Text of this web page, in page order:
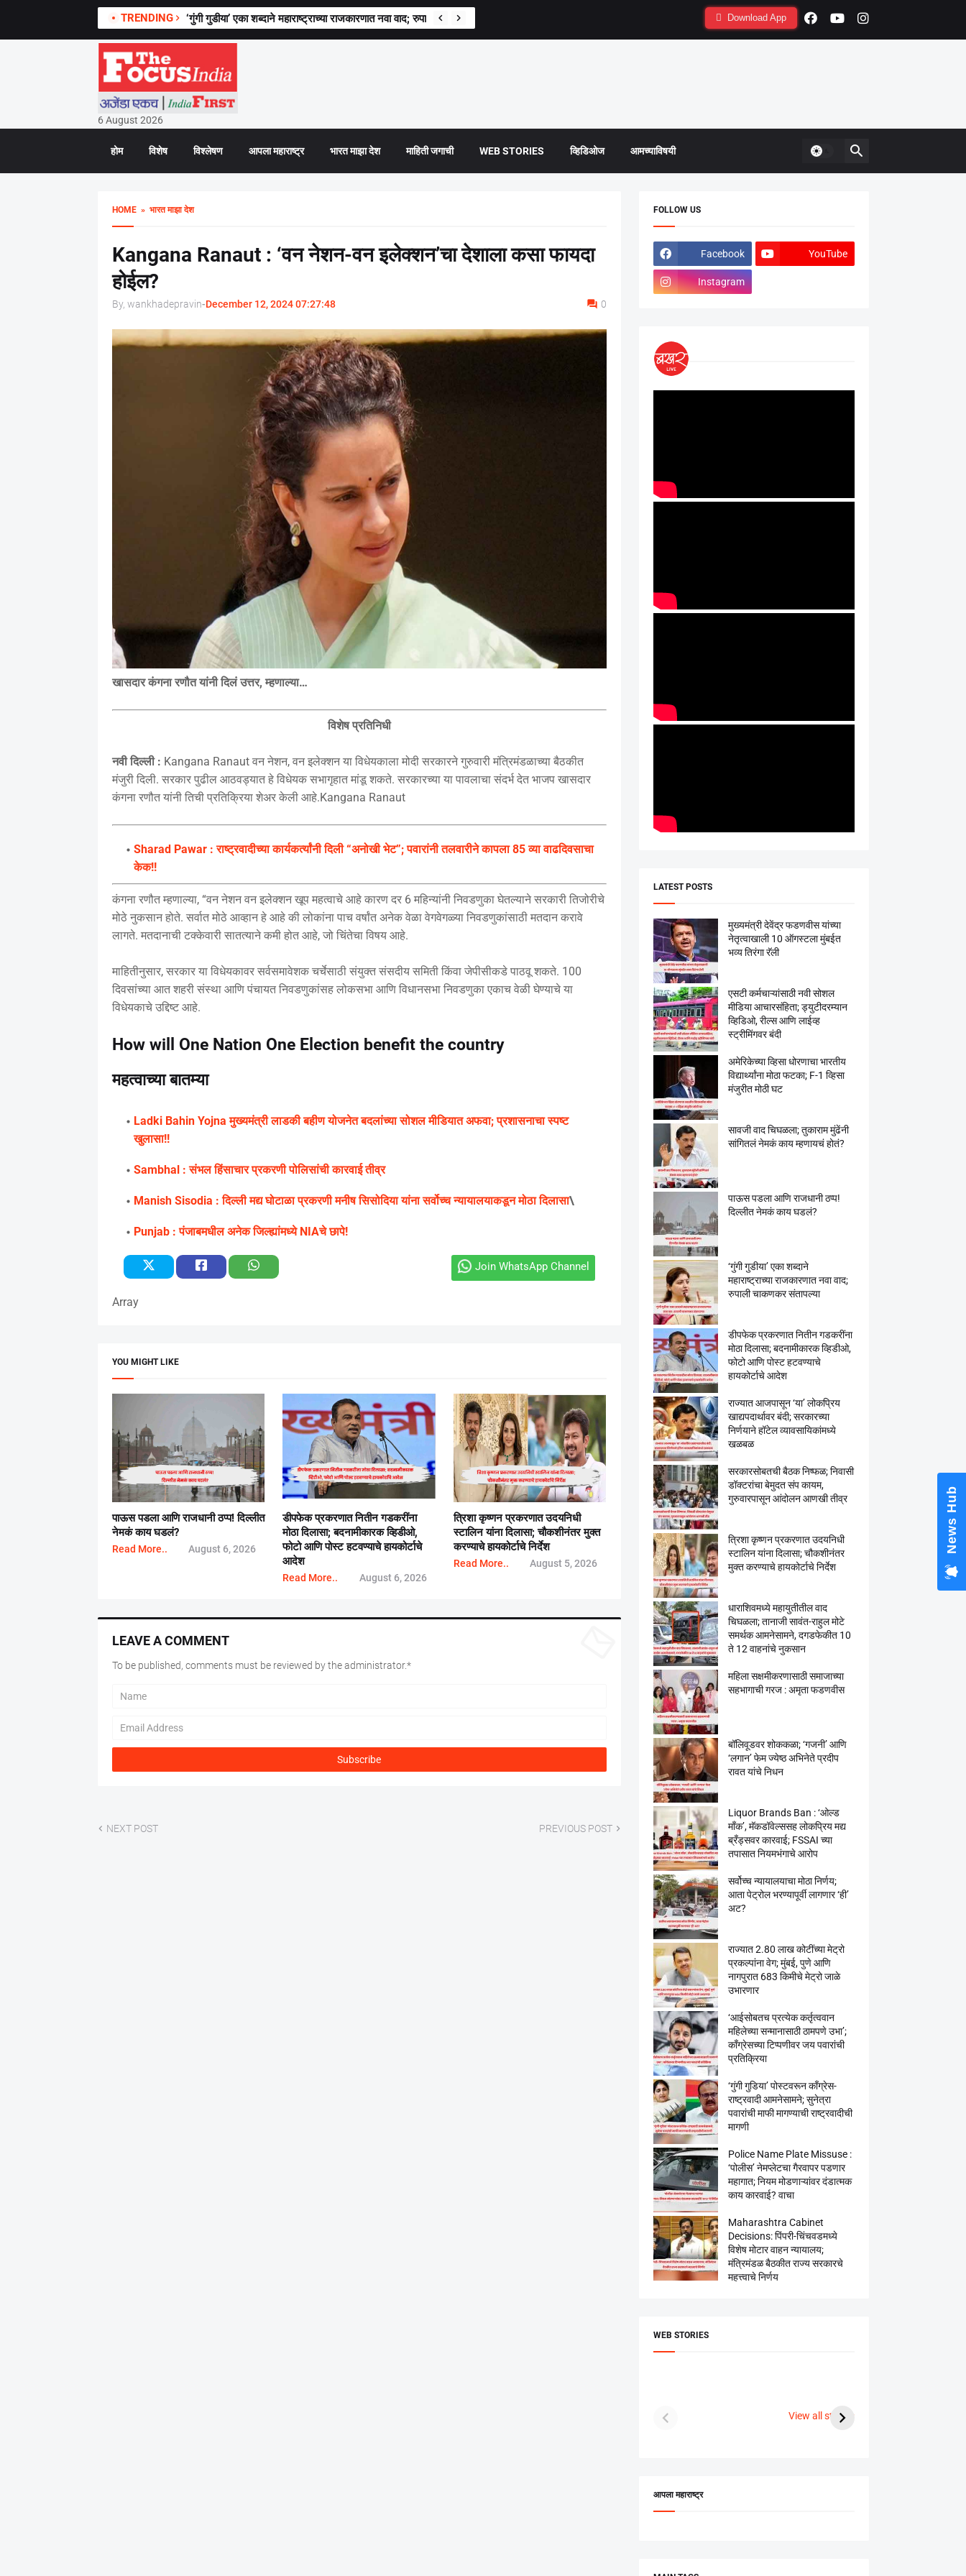
TRENDING ‘गुंगी गुडीया’ एका शब्दाने महाराष्ट्राच्या राजकारणात नवा वाद; रुपाली चाकणकर संतापल्या Download App
6 August 2026
होम विशेष विश्लेषण आपला महाराष्ट्र भारत माझा देश माहिती जगाची WEB STORIES व्हिडिओज आमच्याविषयी
HOME» भारत माझा देश
Kangana Ranaut : ‘वन नेशन-वन इलेक्शन’चा देशाला कसा फायदा
होईल?
By, wankhadepravin-December 12, 2024 07:27:48 0
खासदार कंगना रणौत यांनी दिलं उत्तर, म्हणाल्या…
विशेष प्रतिनिधी
नवी दिल्ली : Kangana Ranaut वन नेशन, वन इलेक्शन या विधेयकाला मोदी सरकारने गुरुवारी मंत्रिमंडळाच्या बैठकीत
मंजुरी दिली. सरकार पुढील आठवड्यात हे विधेयक सभागृहात मांडू शकते. सरकारच्या या पावलाचा संदर्भ देत भाजप खासदार
कंगना रणौत यांनी तिची प्रतिक्रिया शेअर केली आहे.Kangana Ranaut
Sharad Pawar : राष्ट्रवादीच्या कार्यकर्त्यांनी दिली “अनोखी भेट”; पवारांनी तलवारीने कापला 85 व्या वाढदिवसाचा
केक!!
कंगना रणौत म्हणाल्या, “वन नेशन वन इलेक्शन खूप महत्वाचे आहे कारण दर 6 महिन्यांनी निवडणुका घेतल्याने सरकारी तिजोरीचे
मोठे नुकसान होते. सर्वात मोठे आव्हान हे आहे की लोकांना पाच वर्षांत अनेक वेळा वेगवेगळ्या निवडणुकांसाठी मतदान करावे
लागते. मतदानाची टक्केवारी सातत्याने कमी होत आहे, जो चिंतेचा विषय आहे.
माहितीनुसार, सरकार या विधेयकावर सर्वसमावेशक चर्चेसाठी संयुक्त संसदीय समिती किंवा जेपीसीकडे पाठवू शकते. 100
दिवसांच्या आत शहरी संस्था आणि पंचायत निवडणुकांसह लोकसभा आणि विधानसभा निवडणुका एकाच वेळी घेण्याचे या
विधेयकाचे उद्दिष्ट आहे.
How will One Nation One Election benefit the country
महत्वाच्या बातम्या
Ladki Bahin Yojna मुख्यमंत्री लाडकी बहीण योजनेत बदलांच्या सोशल मीडियात अफवा; प्रशासनाचा स्पष्ट
खुलासा!!
Sambhal : संभल हिंसाचार प्रकरणी पोलिसांची कारवाई तीव्र
Manish Sisodia : दिल्ली मद्य घोटाळा प्रकरणी मनीष सिसोदिया यांना सर्वोच्च न्यायालयाकडून मोठा दिलासा\
Punjab : पंजाबमधील अनेक जिल्ह्यांमध्ये NIAचे छापे!
Join WhatsApp Channel
Array
YOU MIGHT LIKE
पाऊस पडला आणि राजधानी ठप्प! दिल्लीत
नेमकं काय घडलं?
Read More.. August 6, 2026
डीपफेक प्रकरणात नितीन गडकरींना
मोठा दिलासा; बदनामीकारक व्हिडीओ,
फोटो आणि पोस्ट हटवण्याचे हायकोर्टाचे
आदेश
Read More.. August 6, 2026
त्रिशा कृष्णन प्रकरणात उदयनिधी
स्टालिन यांना दिलासा; चौकशीनंतर मुक्त
करण्याचे हायकोर्टाचे निर्देश
Read More.. August 5, 2026
LEAVE A COMMENT
To be published, comments must be reviewed by the administrator.*
NEXT POST PREVIOUS POST
FOLLOW US
Facebook YouTube
Instagram
LATEST POSTS
मुख्यमंत्री देवेंद्र फडणवीस यांच्या
नेतृत्वाखाली 10 ऑगस्टला मुंबईत
भव्य तिरंगा रॅली
एसटी कर्मचाऱ्यांसाठी नवी सोशल
मीडिया आचारसंहिता; ड्युटीदरम्यान
व्हिडिओ, रील्स आणि लाईव्ह
स्ट्रीमिंगवर बंदी
अमेरिकेच्या व्हिसा धोरणाचा भारतीय
विद्यार्थ्यांना मोठा फटका; F-1 व्हिसा
मंजुरीत मोठी घट
सावजी वाद चिघळला; तुकाराम मुंढेंनी
सांगितलं नेमकं काय म्हणायचं होतं?
पाऊस पडला आणि राजधानी ठप्प!
दिल्लीत नेमकं काय घडलं?
‘गुंगी गुडीया’ एका शब्दाने
महाराष्ट्राच्या राजकारणात नवा वाद;
रुपाली चाकणकर संतापल्या
डीपफेक प्रकरणात नितीन गडकरींना
मोठा दिलासा; बदनामीकारक व्हिडीओ,
फोटो आणि पोस्ट हटवण्याचे
हायकोर्टाचे आदेश
राज्यात आजपासून ‘या’ लोकप्रिय
खाद्यपदार्थावर बंदी; सरकारच्या
निर्णयाने हॉटेल व्यावसायिकांमध्ये
खळबळ
सरकारसोबतची बैठक निष्फळ; निवासी
डॉक्टरांचा बेमुदत संप कायम,
गुरुवारपासून आंदोलन आणखी तीव्र
त्रिशा कृष्णन प्रकरणात उदयनिधी
स्टालिन यांना दिलासा; चौकशीनंतर
मुक्त करण्याचे हायकोर्टाचे निर्देश
धाराशिवमध्ये महायुतीतील वाद
चिघळला; तानाजी सावंत-राहुल मोटे
समर्थक आमनेसामने, दगडफेकीत 10
ते 12 वाहनांचे नुकसान
महिला सक्षमीकरणासाठी समाजाच्या
सहभागाची गरज : अमृता फडणवीस
बॉलिवूडवर शोककळा; ‘गजनी’ आणि
‘लगान’ फेम ज्येष्ठ अभिनेते प्रदीप
रावत यांचे निधन
Liquor Brands Ban : ‘ओल्ड
मॉंक’, मॅकडॉवेल्ससह लोकप्रिय मद्य
ब्रँड्सवर कारवाई; FSSAI च्या
तपासात नियमभंगाचे आरोप
सर्वोच्च न्यायालयाचा मोठा निर्णय;
आता पेट्रोल भरण्यापूर्वी लागणार ‘ही’
अट?
राज्यात 2.80 लाख कोटींच्या मेट्रो
प्रकल्पांना वेग; मुंबई, पुणे आणि
नागपुरात 683 किमीचे मेट्रो जाळे
उभारणार
‘आईसोबतच प्रत्येक कर्तृत्ववान
महिलेच्या सन्मानासाठी ठामपणे उभा’;
काँग्रेसच्या टिप्पणीवर जय पवारांची
प्रतिक्रिया
‘गुंगी गुडिया’ पोस्टवरून काँग्रेस-
राष्ट्रवादी आमनेसामने; सुनेत्रा
पवारांची माफी मागण्याची राष्ट्रवादीची
मागणी
Police Name Plate Missuse :
‘पोलीस’ नेमप्लेटचा गैरवापर पडणार
महागात; नियम मोडणाऱ्यांवर दंडात्मक
काय कारवाई? वाचा
Maharashtra Cabinet
Decisions: पिंपरी-चिंचवडमध्ये
विशेष मोटार वाहन न्यायालय;
मंत्रिमंडळ बैठकीत राज्य सरकारचे
महत्त्वाचे निर्णय
WEB STORIES
View all stories
पूजा सावंत ने गुपचूप
उरकला साखरपुडा.
2023
आपला महाराष्ट्र
News Hub